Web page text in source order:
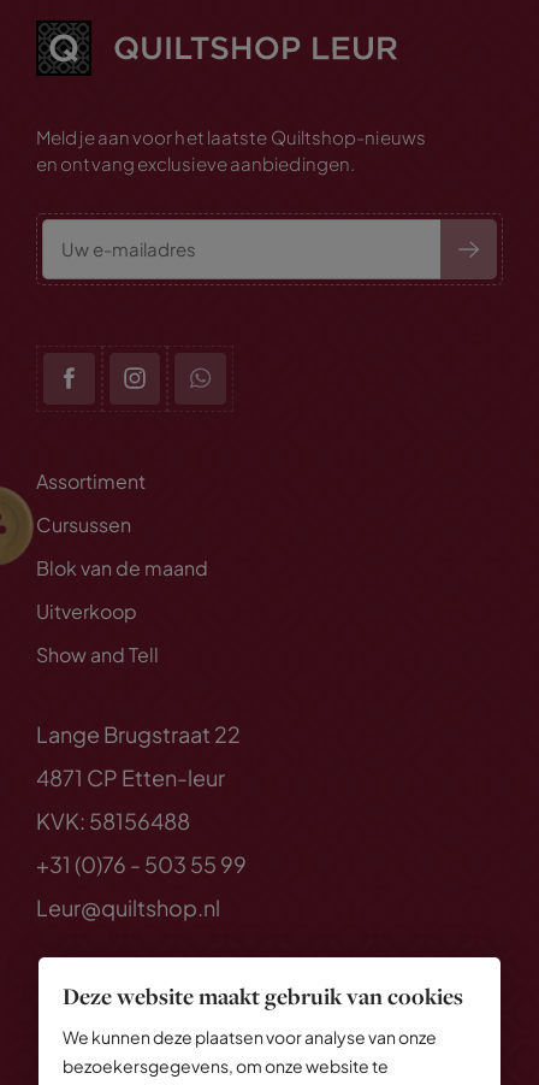
Deze website maakt gebruik van cookies
We kunnen deze plaatsen voor analyse van onze
bezoekersgegevens, om onze website te
Meld je aan voor het laatste Quiltshop-nieuws
en ontvang exclusieve aanbiedingen.
Assortiment
Cursussen
Blok van de maand
Uitverkoop
Show and Tell
Lange Brugstraat 22
4871 CP Etten-leur
KVK: 58156488
+31 (0)76 - 503 55 99
Leur@quiltshop.nl